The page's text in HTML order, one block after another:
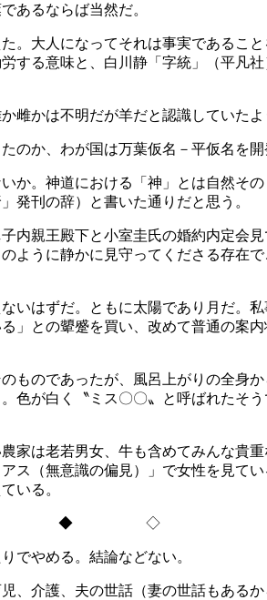
あるならば当然だ。
大人になってそれは事実であるこ
する意味と、白川静「字統」（平凡
かは不明だが羊だと認識していたよ
か、わが国は万葉仮名－平仮名を開
。神道における「神」とは自然そ
発刊の辞）と書いた通りだと思う。
親王殿下と小室圭氏の婚約内定会
ように静かに見守ってくださる存在
はずだ。ともに太陽であり月だ。
との顰蹙を買い、改めて普通の案
のであったが、風呂上がりの全身
が白く〝ミス〇〇〟と呼ばれたそ
は老若男女、牛も含めてみんな貴
ス（無意識の偏見）」で女性を見て
いる。
◆ ◇
でやめる。結論などない。
介護、夫の世話（妻の世話もある